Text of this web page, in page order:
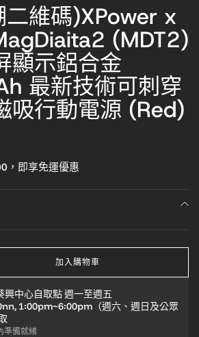
維碼)XPower x
(MDT2)
顯示鋁合金
最新技術可刺穿
吸行動電源 (Red)
，即享免運優惠
加入購物車
興中心自取點 週一至週五
1:00pm~6:00pm（週六、週日及公眾
準備就緒